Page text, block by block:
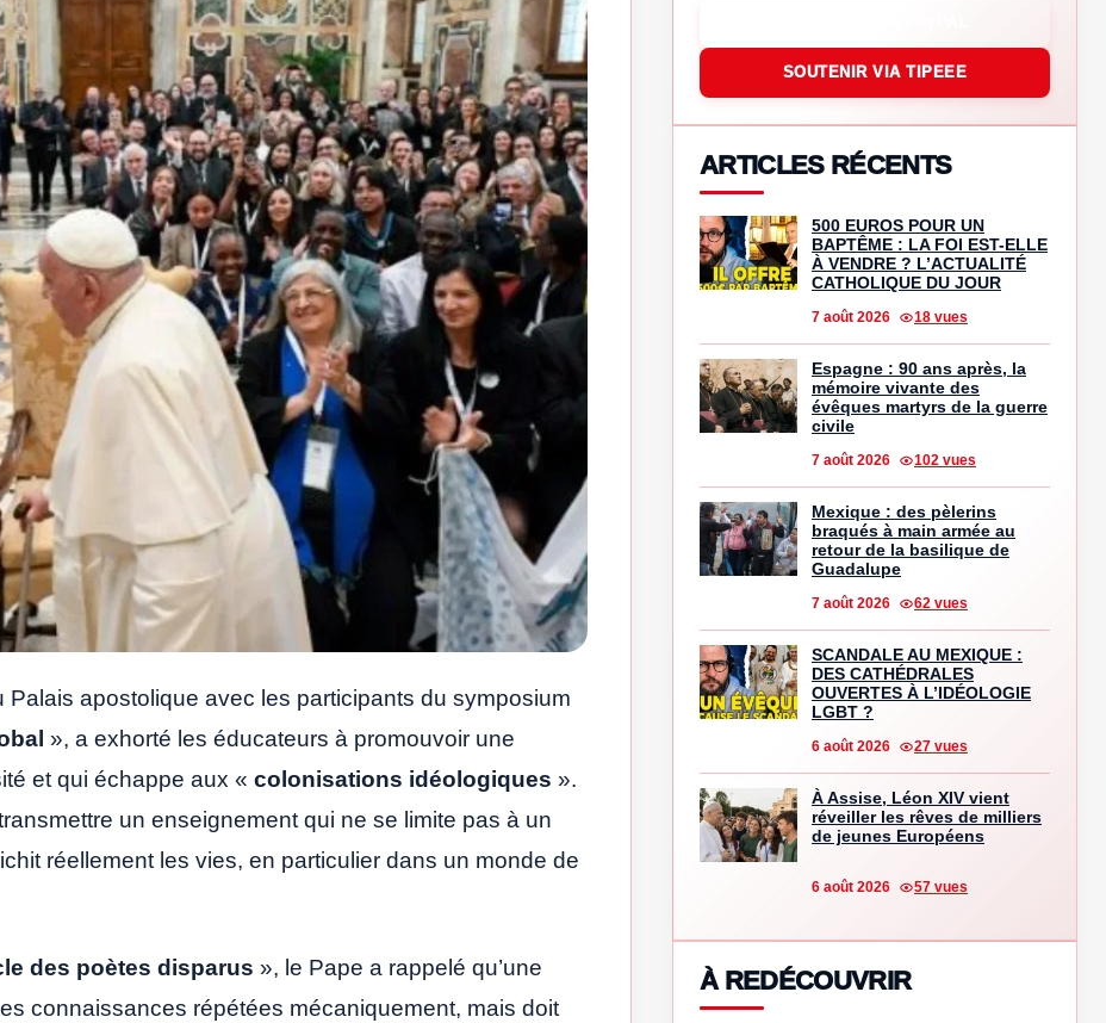
Palais apostolique avec les participants du symposium
», a exhorté les éducateurs à promouvoir une
et qui échappe aux « colonisations idéologiques ».
un enseignement qui ne se limite pas à un
réellement les vies, en particulier dans un monde de
des poètes disparus », le Pape a rappelé qu’une
connaissances répétées mécaniquement, mais doit
SOUTENIR VIA TIPEEE
ARTICLES RÉCENTS
500 EUROS POUR UN
BAPTÊME : LA FOI EST-ELLE
À VENDRE ? L’ACTUALITÉ
CATHOLIQUE DU JOUR
7 août 2026 18 vues
Espagne : 90 ans après, la
mémoire vivante des
évêques martyrs de la guerre
civile
7 août 2026 102 vues
Mexique : des pèlerins
braqués à main armée au
retour de la basilique de
Guadalupe
7 août 2026 62 vues
SCANDALE AU MEXIQUE :
DES CATHÉDRALES
OUVERTES À L’IDÉOLOGIE
LGBT ?
6 août 2026 27 vues
À Assise, Léon XIV vient
réveiller les rêves de milliers
de jeunes Européens
6 août 2026 57 vues
À REDÉCOUVRIR